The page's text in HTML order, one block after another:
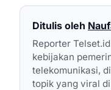
Ditulis oleh
Reporter
kebijakan
telekomunikasi,
topik yang viral